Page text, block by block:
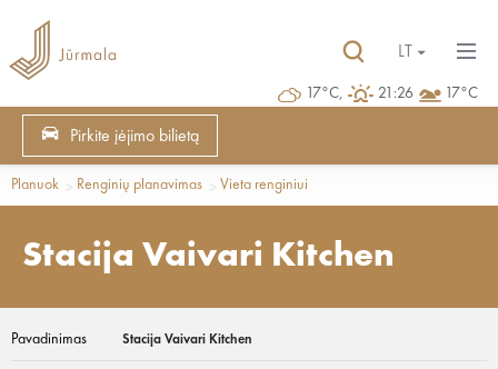
17°C, 21:26 17°C
LT
Pirkite įėjimo bilietą
Planuok Renginių planavimas Vieta renginiui
Stacija Vaivari Kitchen
Pavadinimas Stacija Vaivari Kitchen